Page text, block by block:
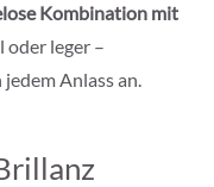
Kombination mit
oder leger –
Anlass an.